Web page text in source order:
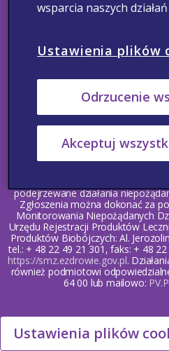
Skontaktuj się z nami
Informacja medyczna
Polityka
Copyright © 2022 Viatris.
podejrzewane działania
Zgłoszenia można dokonać za
Monitorowania Niepożądanych
Urzędu Rejestracji Produktów
Produktów Biobójczych: Al.
tel.: + 48 22 49 21 301, faks: + 48
https://smz.ezdrowie.gov.pl.
również podmiotowi
64 00 lub mailowo:
Ustawienia plików
wsparcia naszych
Ustawienia plików
Odrzucenie
Akceptuj